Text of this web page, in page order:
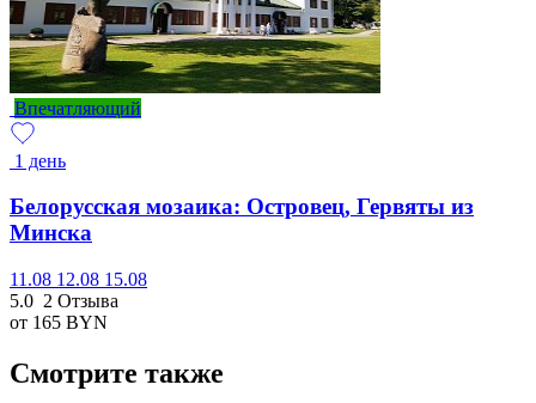
Впечатляющий
1 день
Белорусская мозаика: Островец, Гервяты из
Минска
11.08 12.08 15.08
5.0 2 Отзыва
от 165 BYN
Смотрите также